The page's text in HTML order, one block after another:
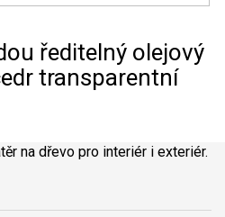
ředitelný olejový
transparentní
na dřevo pro interiér i exteriér.